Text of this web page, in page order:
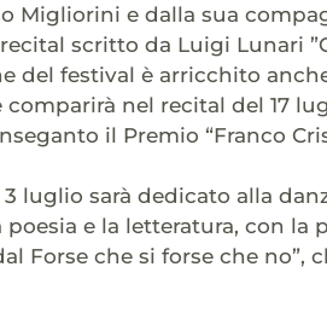
Migliorini e dalla sua
scritto da Luigi Lunari
del festival è arricchito
nel recital del 17
il Premio “Franco
luglio sarà dedicato alla
poesia e la letteratura, con
Forse che si forse che no”,